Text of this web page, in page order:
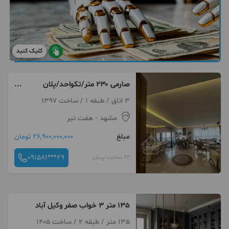
کلیک کنید
صارمی ۲۳۰ متر/تکواحد/پلان
بزرگ/استثنائی
3 اتاق / طبقه 1 / ساخت 1397
مشهد - هفت تیر
مبلغ
26,900,000,000 تومان
22 ساعت پیش 091581***29
135 متر 3 خواب صفر وکیل آباد
135 متر / طبقه 2 / ساخت 1405